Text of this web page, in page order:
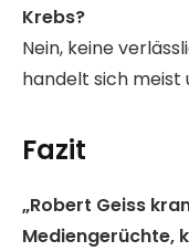
Krebs?
Nein, keine
handelt sich meist
Fazit
„Robert Geiss
Mediengerüchte,